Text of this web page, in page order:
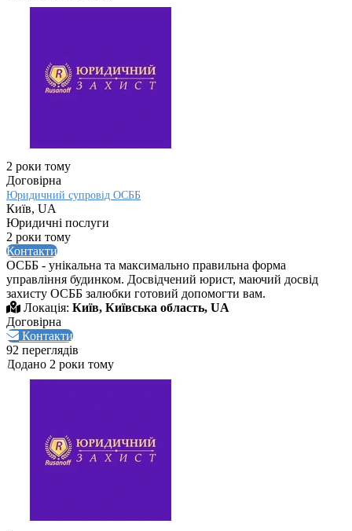
2 роки тому
Договірна
Юридичний супровід ОСББ
Київ, UA
Юридичні послуги
2 роки тому
Контакти
ОСББ - унікальна та максимально правильна форма
управління будинком. Досвідчений юрист, маючий досвід
захисту ОСББ залюбки готовий допомогти вам.
Локація: Київ, Київська область, UA
Договірна
Контакти
92 переглядів
Додано 2 роки тому